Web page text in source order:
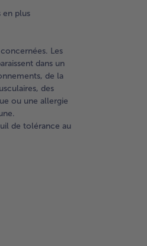
en plus
Les
dans un
de la
des
ou une allergie
de tolérance au